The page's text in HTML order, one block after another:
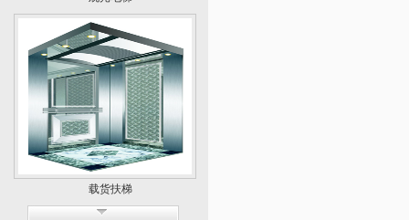
载货扶梯